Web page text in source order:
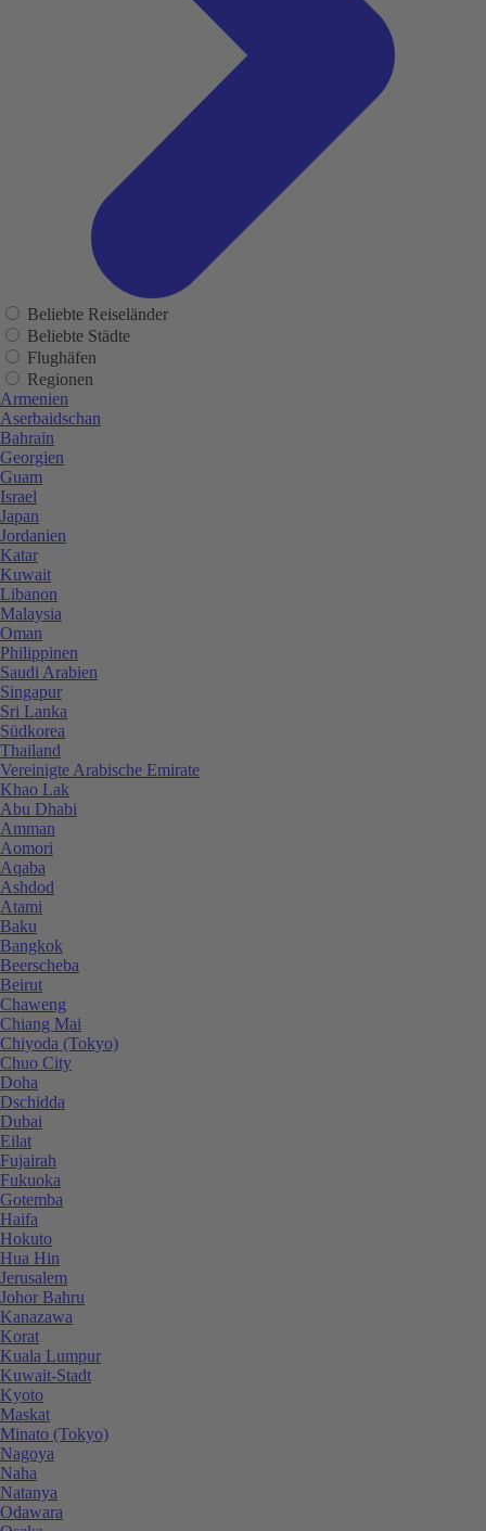
Beliebte Reiseländer
Beliebte Städte
Flughäfen
Regionen
Armenien
Aserbaidschan
Bahrain
Georgien
Guam
Israel
Japan
Jordanien
Katar
Kuwait
Libanon
Malaysia
Oman
Philippinen
Saudi Arabien
Singapur
Sri Lanka
Südkorea
Thailand
Vereinigte Arabische Emirate
Khao Lak
Abu Dhabi
Amman
Aomori
Aqaba
Ashdod
Atami
Baku
Bangkok
Beerscheba
Beirut
Chaweng
Chiang Mai
Chiyoda (Tokyo)
Chuo City
Doha
Dschidda
Dubai
Eilat
Fujairah
Fukuoka
Gotemba
Haifa
Hokuto
Hua Hin
Jerusalem
Johor Bahru
Kanazawa
Korat
Kuala Lumpur
Kuwait-Stadt
Kyoto
Maskat
Minato (Tokyo)
Nagoya
Naha
Natanya
Odawara